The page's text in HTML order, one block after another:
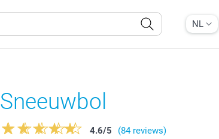
NL
Sneeuwbol
4.6/5
(84 reviews)